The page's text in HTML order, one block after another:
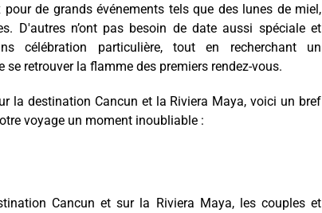
de grands événements tels que des lunes de miel,
D'autres n’ont pas besoin de date aussi spéciale et
célébration particulière, tout en recherchant un
retrouver la flamme des premiers rendez-vous.
la destination Cancun et la Riviera Maya, voici un bref
voyage un moment inoubliable :
Cancun et sur la Riviera Maya, les couples et